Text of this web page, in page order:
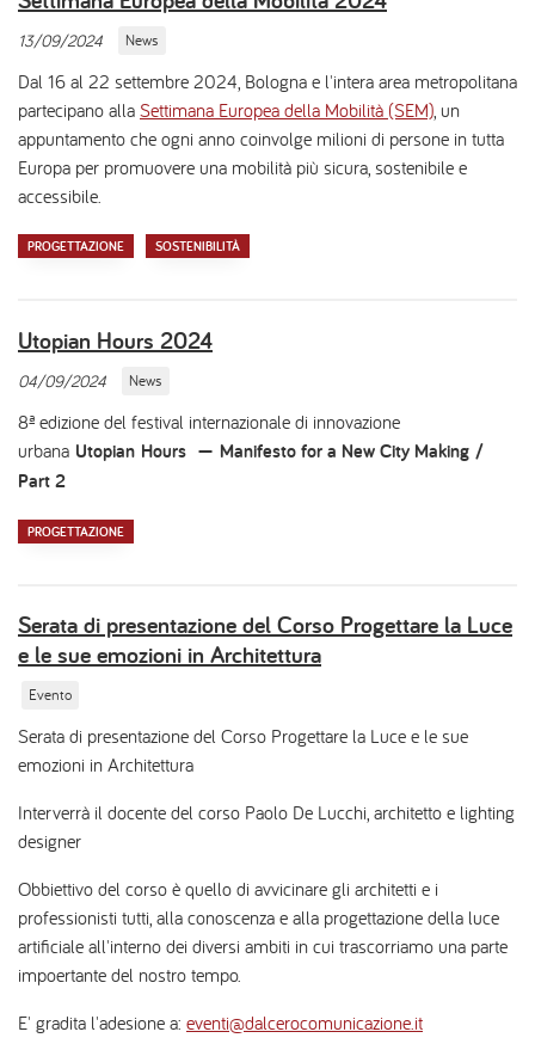
13/09/2024 News
Dal 16 al 22 settembre 2024, Bologna e l'intera area metropolitana
partecipano alla Settimana Europea della Mobilità (SEM) , un
appuntamento che ogni anno coinvolge milioni di persone in tutta
Europa per promuovere una mobilità più sicura, sostenibile e
accessibile.
PROGETTAZIONE SOSTENIBILITÀ
Utopian Hours 2024
04/09/2024 News
8ª edizione del festival internazionale di innovazione
urbana Utopian Hours — Manifesto for a New City Making /
Part 2
PROGETTAZIONE
Serata di presentazione del Corso Progettare la Luce
e le sue emozioni in Architettura
Evento
Serata di presentazione del Corso Progettare la Luce e le sue
emozioni in Architettura
Interverrà il docente del corso Paolo De Lucchi, architetto e lighting
designer
Obbiettivo del corso è quello di avvicinare gli architetti e i
professionisti tutti, alla conoscenza e alla progettazione della luce
artificiale all'interno dei diversi ambiti in cui trascorriamo una parte
impoertante del nostro tempo.
E' gradita l'adesione a: eventi@dalcerocomunicazione.it